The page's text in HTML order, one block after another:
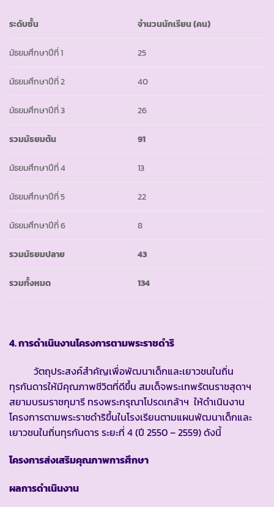
ระดับชั้น จำนวนนักเรียน(คน)
มัธยมศึกษาปีที่ 1 25
มัธยมศึกษาปีที่ 2 40
มัธยมศึกษาปีที่ 3 26
รวมมัธยมต้น 91
มัธยมศึกษาปีที่ 4 13
มัธยมศึกษาปีที่ 5 22
มัธยมศึกษาปีที่ 6 8
รวมมัธยมปลาย 43
รวมทั้งหมด 134
4. การดำเนินงานโครงการตามพระราชดำริ
วัตถุประสงค์สำคัญเพื่อพัฒนาเด็กและเยาวชนในถิ่น
ทุรกันดารให้มีคุณภาพชีวิตที่ดีขึ้น สมเด็จพระเทพรัตนราชสุดาฯ
สยามบรมราชกุมารี ทรงพระกรุณาโปรดเกล้าฯ ให้ดำเนินงาน
โครงการตามพระราชดำริขึ้นในโรงเรียนตามแผนพัฒนาเด็กและ
เยาวชนในถิ่นทุรกันดาร ระยะที่ 4 (ปี 2550 – 2559) ดังนี้
โครงการส่งเสริมคุณภาพการศึกษา
ผลการดำเนินงาน